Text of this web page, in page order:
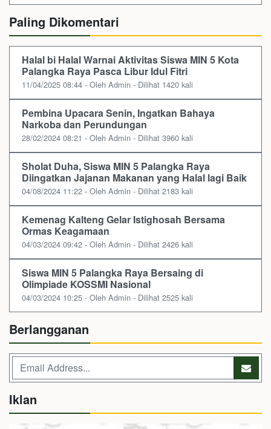
Paling Dikomentari
Halal bi Halal Warnai Aktivitas Siswa MIN 5 Kota
Palangka Raya Pasca Libur Idul Fitri
11/04/2025 08:44 - Oleh Admin - Dilihat 1420 kali
Pembina Upacara Senin, Ingatkan Bahaya
Narkoba dan Perundungan
28/02/2024 08:21 - Oleh Admin - Dilihat 3960 kali
Sholat Duha, Siswa MIN 5 Palangka Raya
Diingatkan Jajanan Makanan yang Halal lagi Baik
04/08/2024 11:22 - Oleh Admin - Dilihat 2183 kali
Kemenag Kalteng Gelar Istighosah Bersama
Ormas Keagamaan
04/03/2024 09:42 - Oleh Admin - Dilihat 2426 kali
Siswa MIN 5 Palangka Raya Bersaing di
Olimpiade KOSSMI Nasional
04/03/2024 10:25 - Oleh Admin - Dilihat 2525 kali
Berlangganan
Iklan